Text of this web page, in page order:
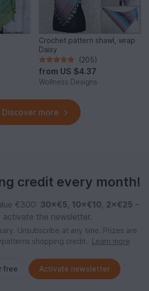
Crochet pattern shawl, wrap
Daisy
(205)
from US $4.37
Wollness Designs
Discover more
credit every month!
€300: 30×€5, 10×€10, 2×€25 –
activate the newsletter.
Unsubscribe at any time. Prizes are
shopping credit.
Learn more
free Activate newsletter